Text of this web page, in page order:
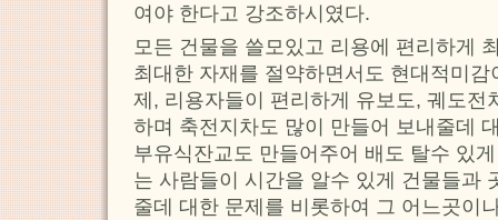
여야 한다고 강조하시였다.
모든 건물을 쓸모있고 리용에 편리하게
최대한 자재를 절약하면서도 현대적미
제, 리용자들이 편리하게 유보도, 궤도전
하며 축전지차도 많이 만들어 보내줄데
부유식잔교도 만들어주어 배도 탈수 있
는 사람들이 시간을 알수 있게 건물들과
줄데 대한 문제를 비롯하여 그 어느곳이